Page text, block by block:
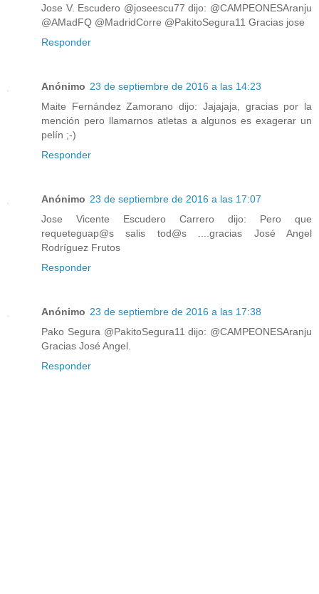
Jose V. Escudero ‏@joseescu77 dijo: @CAMPEONESAranju
@AMadFQ @MadridCorre @PakitoSegura11 Gracias jose
Responder
Anónimo 23 de septiembre de 2016 a las 14:23
Maite Fernández Zamorano dijo: Jajajaja, gracias por la
mención pero llamarnos atletas a algunos es exagerar un
pelín ;-)
Responder
Anónimo 23 de septiembre de 2016 a las 17:07
Jose Vicente Escudero Carrero dijo: Pero que
requeteguap@s salis tod@s ....gracias José Angel
Rodríguez Frutos
Responder
Anónimo 23 de septiembre de 2016 a las 17:38
Pako Segura ‏@PakitoSegura11 dijo: @CAMPEONESAranju
Gracias José Angel.
Responder